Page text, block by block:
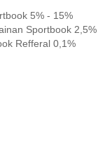
5% - 15%
Sportbook 2,5%
Refferal 0,1%